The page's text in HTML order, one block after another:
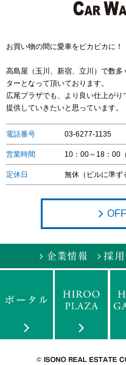
お買い物の間に愛車をピカピカに！
高島屋（玉川、新宿、立川）で数
ターとなって頂いております。
広尾プラザでも、より良い仕上が
提供していきたいと思っています。
電話番号 03-6277-1135
営業時間 10：00～18：00
定休日 無休（ビルに準ず